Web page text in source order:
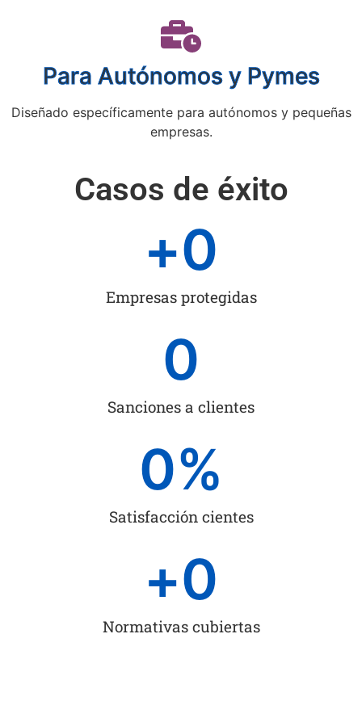
Para Autónomos y Pymes
Diseñado específicamente para autónomos y pequeñas
empresas.
Casos de éxito
Empresas protegidas
+0
Sanciones a clientes
0
Satisfacción cientes
0%
Normativas cubiertas
+0